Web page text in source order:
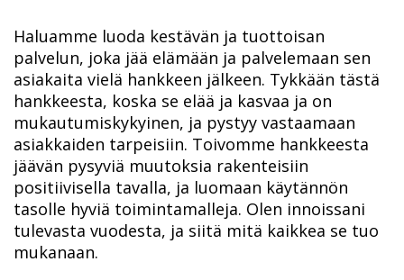
Haluamme luoda kestävän ja tuottoisan
palvelun, joka jää elämään ja palvelemaan sen
asiakaita vielä hankkeen jälkeen. Tykkään tästä
hankkeesta, koska se elää ja kasvaa ja on
mukautumiskykyinen, ja pystyy vastaamaan
asiakkaiden tarpeisiin. Toivomme hankkeesta
jäävän pysyviä muutoksia rakenteisiin
positiivisella tavalla, ja luomaan käytännön
tasolle hyviä toimintamalleja. Olen innoissani
tulevasta vuodesta, ja siitä mitä kaikkea se tuo
mukanaan.